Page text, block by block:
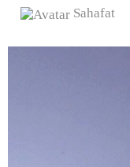
Sahafat